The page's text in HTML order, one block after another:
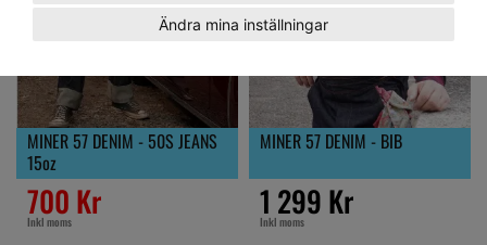
Ändra mina inställningar
MINER 57 DENIM - 50S JEANS
15oz
700 Kr
Inkl moms
MINER 57 DENIM - BIB
1 299 Kr
Inkl moms